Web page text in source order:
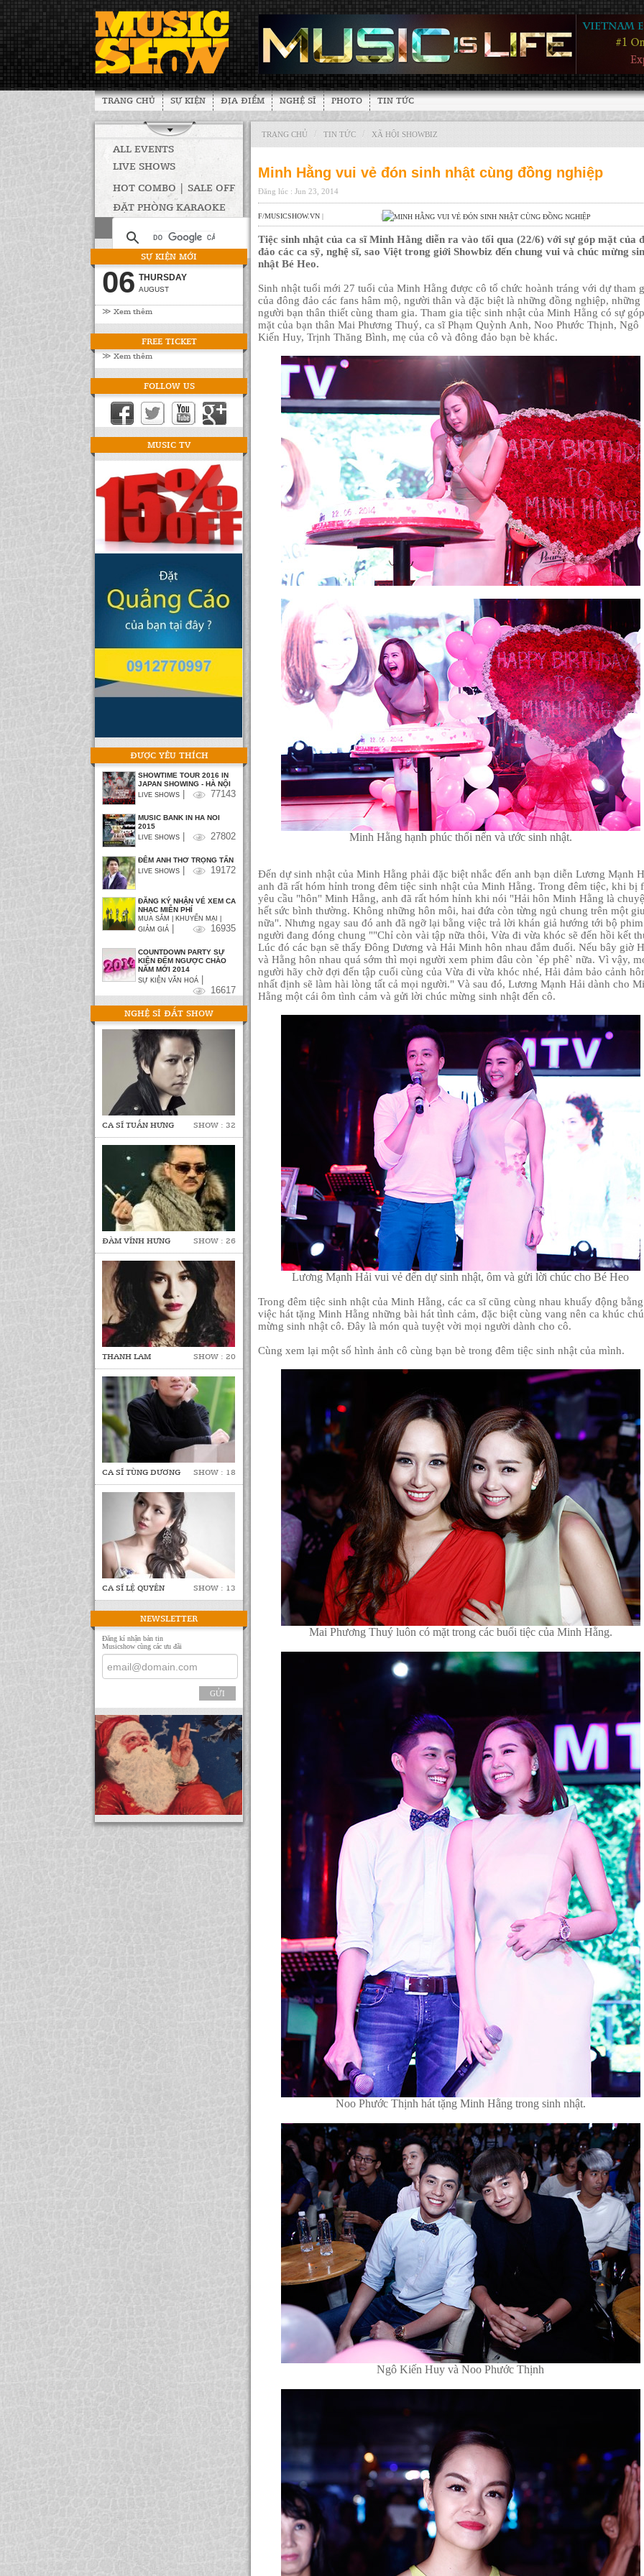
TRANG CHỦ SỰ KIỆN ĐỊA ĐIỂM NGHỆ SĨ PHOTO TIN TỨC
ALL EVENTS
LIVE SHOWS
HOT COMBO | SALE OFF
ĐẶT PHÒNG KARAOKE
SỰ KIỆN MỚI
06 THURSDAY
AUGUST
≫ Xem thêm
FREE TICKET
≫ Xem thêm
FOLLOW US
MUSIC TV
ĐƯỢC YÊU THÍCH
SHOWTIME TOUR 2016 IN
JAPAN SHOWING - HÀ NỘI
LIVE SHOWS 77143
MUSIC BANK IN HA NOI
2015
LIVE SHOWS 27802
ĐÊM ANH THƠ TRỌNG TẤN
LIVE SHOWS 19172
ĐĂNG KÝ NHẬN VÉ XEM CA
NHẠC MIỄN PHÍ
MUA SẮM | KHUYẾN MẠI |
GIẢM GIÁ
16935
COUNTDOWN PARTY SỰ
KIỆN ĐẾM NGƯỢC CHÀO
NĂM MỚI 2014
SỰ KIỆN VĂN HOÁ
16617
NGHỆ SĨ ĐẮT SHOW
CA SĨ TUẤN HƯNG SHOW : 32
ĐÀM VĨNH HƯNG SHOW : 26
THANH LAM SHOW : 20
CA SĨ TÙNG DƯƠNG SHOW : 18
CA SĨ LỆ QUYÊN SHOW : 13
NEWSLETTER
Đăng kí nhận bản tin
Musicshow cùng các ưu đãi
GỬI
TRANG CHỦ / TIN TỨC / XÃ HỘI SHOWBIZ
Minh Hằng vui vẻ đón sinh nhật cùng đồng nghiệp
Đăng lúc : Jun 23, 2014
F/MUSICSHOW.VN | |
Tiệc sinh nhật của ca sĩ Minh Hằng diễn ra vào tối qua (22/6) với sự góp mặt của
đảo các ca sỹ, nghệ sĩ, sao Việt trong giới Showbiz đến chung vui và chúc mừng
nhật Bé Heo.
Sinh nhật tuổi mới 27 tuổi của Minh Hằng được cô tổ chức hoành tráng với dự tham
của đông đảo các fans hâm mộ, người thân và đặc biệt là những đồng nghiệp, những
người bạn thân thiết cùng tham gia. Tham gia tiệc sinh nhật của Minh Hằng có sự góp
mặt của bạn thân Mai Phương Thuý, ca sĩ Phạm Quỳnh Anh, Noo Phước Thịnh, Ngô
Kiến Huy, Trịnh Thăng Bình, mẹ của cô và đông đảo bạn bè khác.
Minh Hằng hạnh phúc thổi nến và ước sinh nhật.
Đến dự sinh nhật của Minh Hằng phải đặc biệt nhắc đến anh bạn diễn Lương Mạnh
anh đã rất hóm hỉnh trong đêm tiệc sinh nhật của Minh Hằng. Trong đêm tiệc, khi bị
yêu cầu "hôn" Minh Hằng, anh đã rất hóm hỉnh khi nói "Hải hôn Minh Hằng là
hết sức bình thường. Không những hôn môi, hai đứa còn từng ngủ chung trên một
nữa". Nhưng ngay sau đó anh đã ngỡ lại bằng việc trả lời khán giả hướng tới bộ
người đang đóng chung ""Chỉ còn vài tập nữa thôi, Vừa đi vừa khóc sẽ đến hồi kết
Lúc đó các bạn sẽ thấy Đông Dương và Hải Minh hôn nhau đắm đuối. Nếu bây giờ
và Hằng hôn nhau quá sớm thì mọi người xem phim đâu còn `ép phê` nữa. Vì vậy,
người hãy chờ đợi đến tập cuối cùng của Vừa đi vừa khóc nhé, Hải đảm bảo cảnh
nhất định sẽ làm hài lòng tất cả mọi người." Và sau đó, Lương Mạnh Hải dành cho
Hằng một cái ôm tình cảm và gửi lời chúc mừng sinh nhật đến cô.
Lương Mạnh Hải vui vẻ đến dự sinh nhật, ôm và gửi lời chúc cho Bé Heo
Trong đêm tiệc sinh nhật của Minh Hằng, các ca sĩ cũng cùng nhau khuấy động bằng
việc hát tặng Minh Hằng những bài hát tình cảm, đặc biệt cùng vang nên ca khúc
mừng sinh nhật cô. Đây là món quà tuyệt vời mọi người dành cho cô.
Cùng xem lại một số hình ảnh cô cùng bạn bè trong đêm tiệc sinh nhật của mình.
Mai Phương Thuý luôn có mặt trong các buổi tiệc của Minh Hằng.
Noo Phước Thịnh hát tặng Minh Hằng trong sinh nhật.
Ngô Kiến Huy và Noo Phước Thịnh